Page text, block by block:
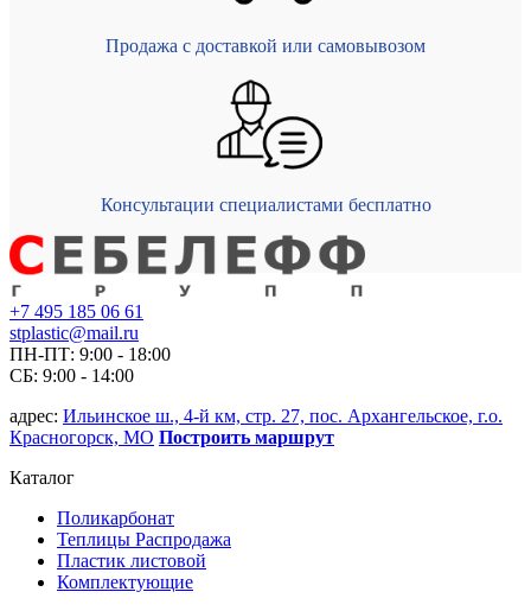
Продажа с доставкой или самовывозом
Консультации специалистами бесплатно
+7 495 185 06 61
stplastic@mail.ru
ПН-ПТ: 9:00 - 18:00
СБ: 9:00 - 14:00
адрес: Ильинское ш., 4-й км, стр. 27, пос. Архангельское, г.о.
Красногорск, МО Построить маршрут
Каталог
Поликарбонат
Теплицы Распродажа
Пластик листовой
Комплектующие